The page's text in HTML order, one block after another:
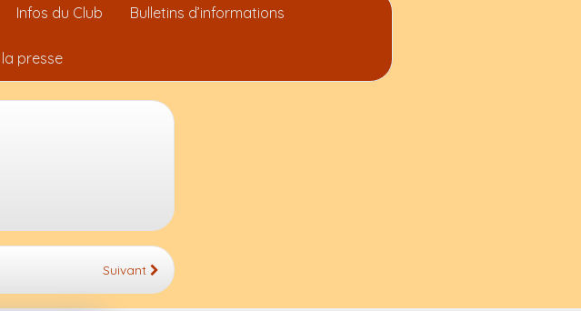
Infos du Club Bulletins d’informations
presse
Suivant